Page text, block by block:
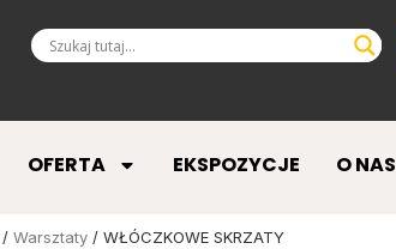
OFERTA EKSPOZYCJE O NAS
/ Warsztaty / WŁÓCZKOWE SKRZATY